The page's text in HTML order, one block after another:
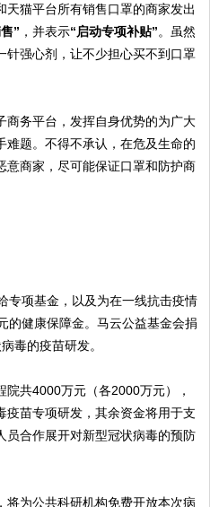
猫平台所有销售口罩的商家发出
” ，并表示“启动专项补贴”。虽然
针强心剂，让不少担心买不到口罩
商务平台，发挥自身优势的为广大
难题。不得不承认，在危及生命的
意商家，尽可能保证口罩和防护商
专项基金，以及为在一线抗击疫情
的健康保障金。马云公益基金会捐
毒的疫苗研发。
共4000万元（各2000万元），
疫苗专项研发，其余资金将用于支
员合作展开对新型冠状病毒的预防
将为公共科研机构免费开放本次病